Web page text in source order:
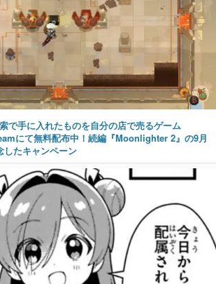
で手に入れたものを自分の店で売るゲーム
にて無料配布中！続編『Moonlighter 2』の9月
したキャンペーン